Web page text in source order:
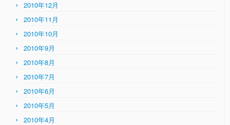
2010年12月
2010年11月
2010年10月
2010年9月
2010年8月
2010年7月
2010年6月
2010年5月
2010年4月